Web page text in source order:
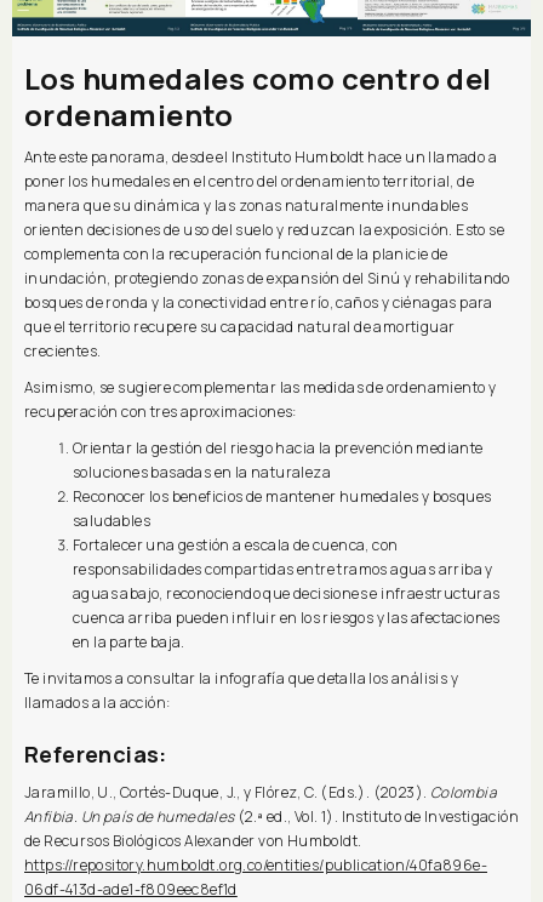
Los humedales como centro del
ordenamiento
Ante este panorama, desde el Instituto Humboldt hace un llamado a
poner los humedales en el centro del ordenamiento territorial, de
manera que su dinámica y las zonas naturalmente inundables
orienten decisiones de uso del suelo y reduzcan la exposición. Esto se
complementa con la recuperación funcional de la planicie de
inundación, protegiendo zonas de expansión del Sinú y rehabilitando
bosques de ronda y la conectividad entre río, caños y ciénagas para
que el territorio recupere su capacidad natural de amortiguar
crecientes.
Asimismo, se sugiere complementar las medidas de ordenamiento y
recuperación con tres aproximaciones:
Orientar la gestión del riesgo hacia la prevención mediante
soluciones basadas en la naturaleza
Reconocer los beneficios de mantener humedales y bosques
saludables
Fortalecer una gestión a escala de cuenca, con
responsabilidades compartidas entre tramos aguas arriba y
aguas abajo, reconociendo que decisiones e infraestructuras
cuenca arriba pueden influir en los riesgos y las afectaciones
en la parte baja.
Te invitamos a consultar la infografía que detalla los análisis y
llamados a la acción:
Referencias:
Jaramillo, U., Cortés-Duque, J., y Flórez, C. (Eds.). (2023). Colombia
Anfibia. Un país de humedales(2.ª ed., Vol. 1). Instituto de Investigación
de Recursos Biológicos Alexander von Humboldt.
https://repository.humboldt.org.co/entities/publication/40fa896e-
06df-413d-ade1-f809eec8ef1d